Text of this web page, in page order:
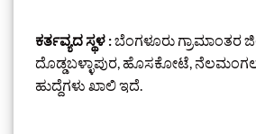
ಕರ್ತವ್ಯದ ಸ್ಥಳ :ಬೆಂಗಳೂರು ಗ್ರಾಮಾಂತರ
ದೊಡ್ಡಬಳ್ಳಾಪುರ, ಹೊಸಕೋಟೆ, ನೆಲಮಂಗಲ
ಹುದ್ದೆಗಳು ಖಾಲಿ ಇದೆ.